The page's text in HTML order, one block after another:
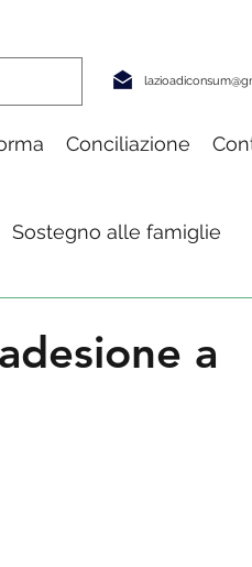
Conciliazione
Sostegno alle famiglie
a